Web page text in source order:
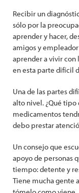
Recibir un
sólo por la
aprender y hacer,
amigos y
aprender a vivir con
en esta parte difícil
Una de las partes
alto nivel. ¿Qué tipo
medicamentos
debo prestar
Un consejo que
apoyo de personas
tiempo: detente y
Tiene mucha gente